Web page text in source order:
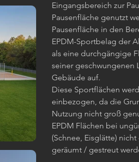
Eingangsbereich zur
Pausenfläche genutzt
Pausenfläche in den
EPDM-Sportbelag der
als eine durchgängige
seiner geschwungenen
Gebäude auf.
Diese Sportflächen
einbezogen, da die
Nutzung nicht groß
EPDM Flächen bei
(Schnee, Eisglätte)
geräumt / gestreut